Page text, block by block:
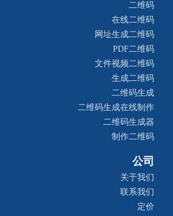
二维码
在线二维码
网址生成二维码
PDF二维码
文件视频二维码
生成二维码
二维码生成
二维码生成在线制作
二维码生成器
制作二维码
公司
关于我们
联系我们
定价